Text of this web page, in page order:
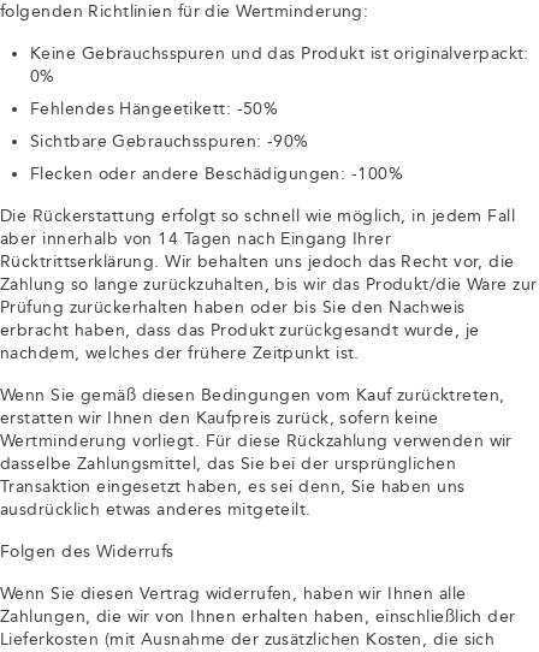
folgenden Richtlinien für die Wertminderung:
Keine Gebrauchsspuren und das Produkt ist originalverpackt:
0%
Fehlendes Hängeetikett: -50%
Sichtbare Gebrauchsspuren: -90%
Flecken oder andere Beschädigungen: -100%
Die Rückerstattung erfolgt so schnell wie möglich, in jedem Fall
aber innerhalb von 14 Tagen nach Eingang Ihrer
Rücktrittserklärung. Wir behalten uns jedoch das Recht vor, die
Zahlung so lange zurückzuhalten, bis wir das Produkt/die Ware zur
Prüfung zurückerhalten haben oder bis Sie den Nachweis
erbracht haben, dass das Produkt zurückgesandt wurde, je
nachdem, welches der frühere Zeitpunkt ist.
Wenn Sie gemäß diesen Bedingungen vom Kauf zurücktreten,
erstatten wir Ihnen den Kaufpreis zurück, sofern keine
Wertminderung vorliegt. Für diese Rückzahlung verwenden wir
dasselbe Zahlungsmittel, das Sie bei der ursprünglichen
Transaktion eingesetzt haben, es sei denn, Sie haben uns
ausdrücklich etwas anderes mitgeteilt.
Folgen des Widerrufs
Wenn Sie diesen Vertrag widerrufen, haben wir Ihnen alle
Zahlungen, die wir von Ihnen erhalten haben, einschließlich der
Lieferkosten (mit Ausnahme der zusätzlichen Kosten, die sich